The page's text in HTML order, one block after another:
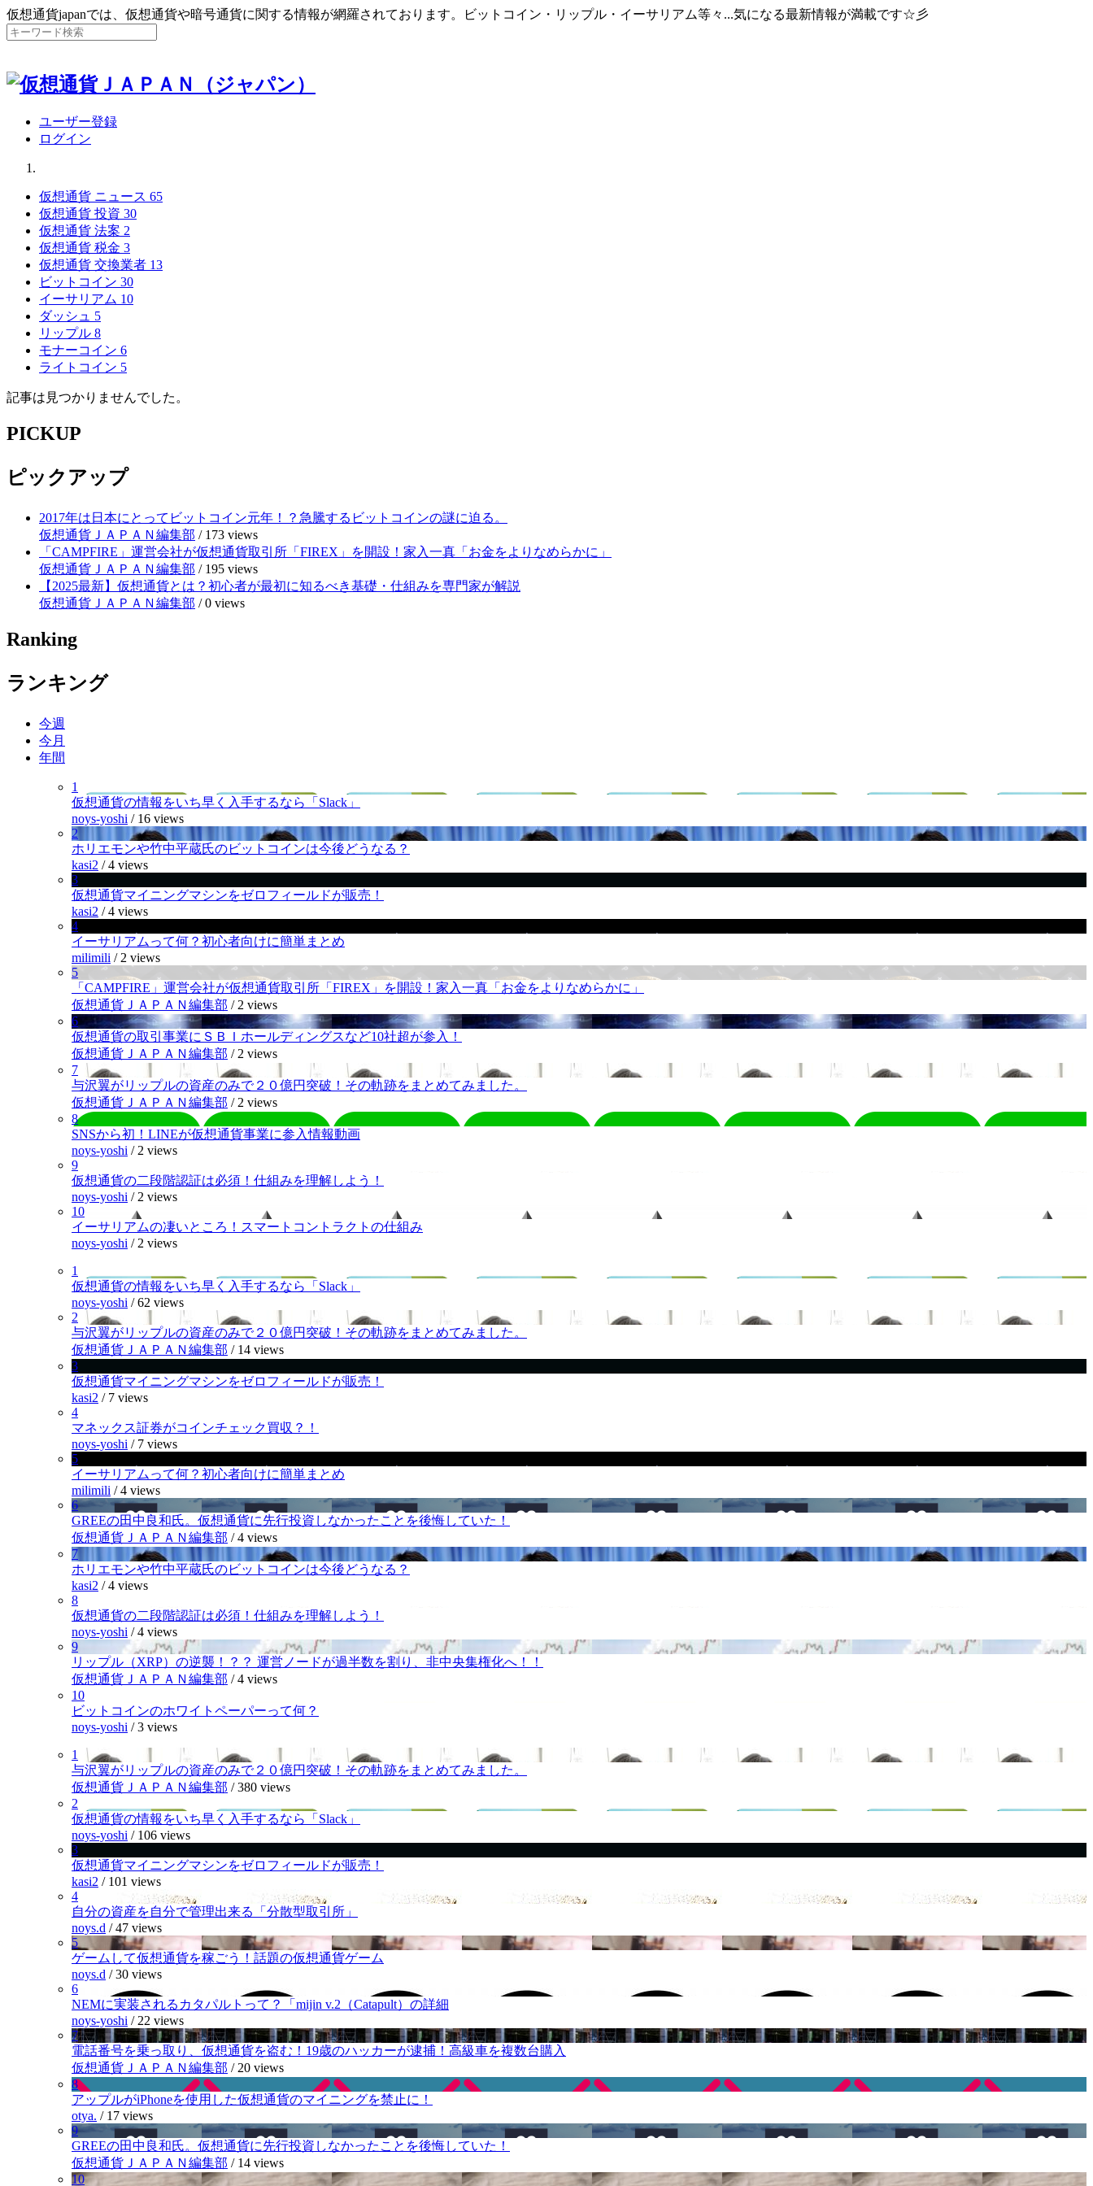
仮想通貨japanでは、仮想通貨や暗号通貨に関する情報が網羅されております。ビットコイン・リップル・イーサリアム等々...気になる最新情報が満載です☆彡
ユーザー登録
ログイン
仮想通貨 ニュース 65
仮想通貨 投資 30
仮想通貨 法案 2
仮想通貨 税金 3
仮想通貨 交換業者 13
ビットコイン 30
イーサリアム 10
ダッシュ 5
リップル 8
モナーコイン 6
ライトコイン 5
記事は見つかりませんでした。
PICKUP
ピックアップ
2017年は日本にとってビットコイン元年！？急騰するビットコインの謎に迫る。
仮想通貨ＪＡＰＡＮ編集部 / 173 views
「CAMPFIRE」運営会社が仮想通貨取引所「FIREX」を開設！家入一真「お金をよりなめらかに」
仮想通貨ＪＡＰＡＮ編集部 / 195 views
【2025最新】仮想通貨とは？初心者が最初に知るべき基礎・仕組みを専門家が解説
仮想通貨ＪＡＰＡＮ編集部 /0 views
Ranking
ランキング
今週
今月
年間
1
仮想通貨の情報をいち早く入手するなら「Slack」
noys-yoshi / 16 views
2
ホリエモンや竹中平蔵氏のビットコインは今後どうなる？
kasi2 /4 views
3
仮想通貨マイニングマシンをゼロフィールドが販売！
kasi2 /4 views
4
イーサリアムって何？初心者向けに簡単まとめ
milimili / 2 views
5
「CAMPFIRE」運営会社が仮想通貨取引所「FIREX」を開設！家入一真「お金をよりなめらかに」
仮想通貨ＪＡＰＡＮ編集部 / 2 views
6
仮想通貨の取引事業にＳＢＩホールディングスなど10社超が参入！
仮想通貨ＪＡＰＡＮ編集部 / 2 views
7
与沢翼がリップルの資産のみで２０億円突破！その軌跡をまとめてみました。
仮想通貨ＪＡＰＡＮ編集部 / 2 views
8
SNSから初！LINEが仮想通貨事業に参入情報動画
noys-yoshi / 2 views
9
仮想通貨の二段階認証は必須！仕組みを理解しよう！
noys-yoshi / 2 views
10
イーサリアムの凄いところ！スマートコントラクトの仕組み
noys-yoshi / 2 views
1
仮想通貨の情報をいち早く入手するなら「Slack」
noys-yoshi /62 views
2
与沢翼がリップルの資産のみで２０億円突破！その軌跡をまとめてみました。
仮想通貨ＪＡＰＡＮ編集部 / 14 views
3
仮想通貨マイニングマシンをゼロフィールドが販売！
kasi2 / 7 views
4
マネックス証券がコインチェック買収？！
noys-yoshi / 7 views
5
イーサリアムって何？初心者向けに簡単まとめ
milimili /4 views
6
GREEの田中良和氏。仮想通貨に先行投資しなかったことを後悔していた！
仮想通貨ＪＡＰＡＮ編集部 /4 views
7
ホリエモンや竹中平蔵氏のビットコインは今後どうなる？
kasi2 /4 views
8
仮想通貨の二段階認証は必須！仕組みを理解しよう！
noys-yoshi /4 views
9
リップル（XRP）の逆襲！？？ 運営ノードが過半数を割り、非中央集権化へ！！
仮想通貨ＪＡＰＡＮ編集部 /4 views
10
ビットコインのホワイトペーパーって何？
noys-yoshi /3 views
1
与沢翼がリップルの資産のみで２０億円突破！その軌跡をまとめてみました。
仮想通貨ＪＡＰＡＮ編集部 /380 views
2
仮想通貨の情報をいち早く入手するなら「Slack」
noys-yoshi / 106 views
3
仮想通貨マイニングマシンをゼロフィールドが販売！
kasi2 / 101 views
4
自分の資産を自分で管理出来る「分散型取引所」
noys.d /47 views
5
ゲームして仮想通貨を稼ごう！話題の仮想通貨ゲーム
noys.d /30 views
6
NEMに実装されるカタパルトって？「mijin v.2（Catapult）の詳細
noys-yoshi / 22 views
7
電話番号を乗っ取り、仮想通貨を盗む！19歳のハッカーが逮捕！高級車を複数台購入
仮想通貨ＪＡＰＡＮ編集部 / 20 views
8
アップルがiPhoneを使用した仮想通貨のマイニングを禁止に！
otya. / 17 views
9
GREEの田中良和氏。仮想通貨に先行投資しなかったことを後悔していた！
仮想通貨ＪＡＰＡＮ編集部 / 14 views
10